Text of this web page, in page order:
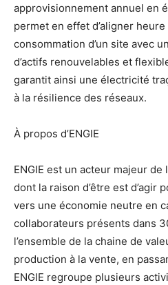
approvisionnement annuel en
permet en effet d’aligner
consommation d’un site avec
d’actifs renouvelables et
garantit ainsi une électricité
à la résilience des réseaux.
À propos d’ENGIE
ENGIE est un acteur majeur
dont la raison d’être est d’agir
vers une économie neutre en
collaborateurs présents dans
l’ensemble de la chaine de
production à la vente, en
ENGIE regroupe plusieurs